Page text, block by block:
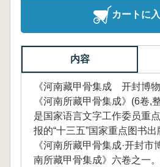
カートに
内容
《河南藏甲骨集成 开封博物
《河南所藏甲骨集成》(6卷,
是国家语言文字工作委员重
报的“十三五”国家重点图书出
《河南所藏甲骨集成·开封
南所藏甲骨集成》六卷之一